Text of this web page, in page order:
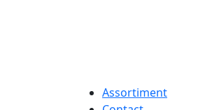
Assortiment